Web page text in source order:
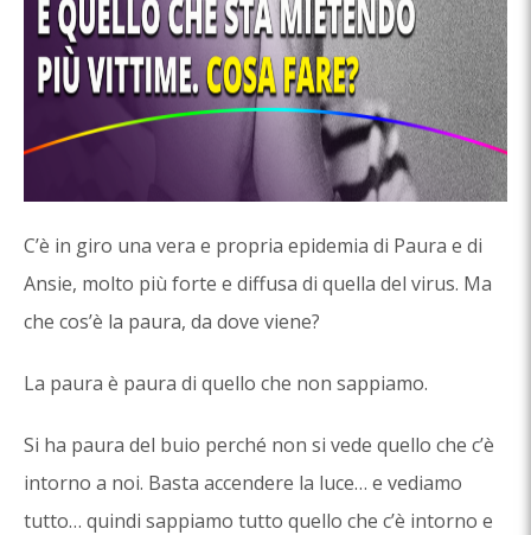
C’è in giro una vera e propria epidemia di Paura e di
Ansie, molto più forte e diffusa di quella del virus. Ma
che cos’è la paura, da dove viene?
La paura è paura di quello che non sappiamo.
Si ha paura del buio perché non si vede quello che c’è
intorno a noi. Basta accendere la luce… e vediamo
tutto… quindi sappiamo tutto quello che c’è intorno e